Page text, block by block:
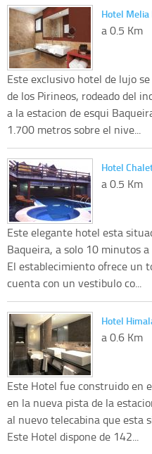
Hotel Melia
a 0.5 Km
Este exclusivo hotel de lujo
de los Pirineos, rodeado del
a la estacion de esqui
1.700 metros sobre el nive...
Hotel
a 0.5 Km
Este elegante hotel esta
Baqueira, a solo 10 minutos
El establecimiento ofrece un
cuenta con un vestibulo co...
Hotel
a 0.6 Km
Este Hotel fue construido en
en la nueva pista de la
al nuevo telecabina que esta
Este Hotel dispone de 142...